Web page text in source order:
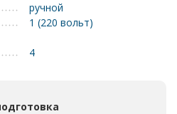
ручной
1 (220 вольт)
4